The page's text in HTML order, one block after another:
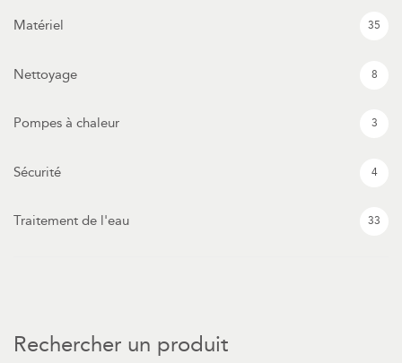
Matériel 35
Nettoyage 8
Pompes à chaleur 3
Sécurité 4
Traitement de l'eau 33
Rechercher un produit